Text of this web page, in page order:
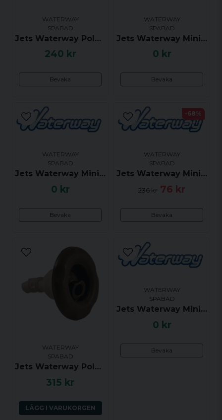
WATERWAY
SPABAD
Jets Waterway Polystorm riktbar, Svart (klick)
240 kr
Bevaka
WATERWAY
SPABAD
Jets Waterway Ministorm riktbar, Grå (klick)
0 kr
Bevaka
WATERWAY
SPABAD
Jets Waterway Ministorm riktbar, Krom (klick)
0 kr
Bevaka
WATERWAY
SPABAD
Jets Waterway Ministorm twin roto, Grå (klick)
236 kr 76 kr
Bevaka
-68%
WATERWAY
SPABAD
Jets Waterway Polystorm riktbar, Grå (klick)
315 kr
LÄGG I VARUKORGEN
WATERWAY
SPABAD
Jets Waterway Ministorm twin roto, Krom (klick)
0 kr
Bevaka